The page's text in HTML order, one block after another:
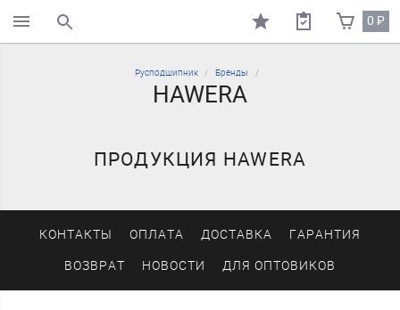
поиск по каталогу 0₽
Русподшипник Бренды
HAWERA
ПРОДУКЦИЯ HAWERA
КОНТАКТЫ ОПЛАТА ДОСТАВКА ГАРАНТИЯ
ВОЗВРАТ НОВОСТИ ДЛЯ ОПТОВИКОВ